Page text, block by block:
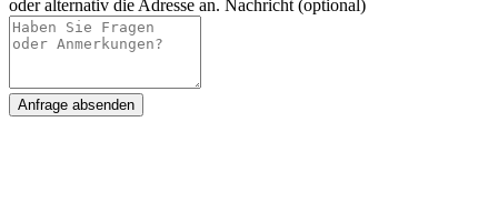
oder alternativ die Adresse an. Nachricht (optional)
Anfrage absenden